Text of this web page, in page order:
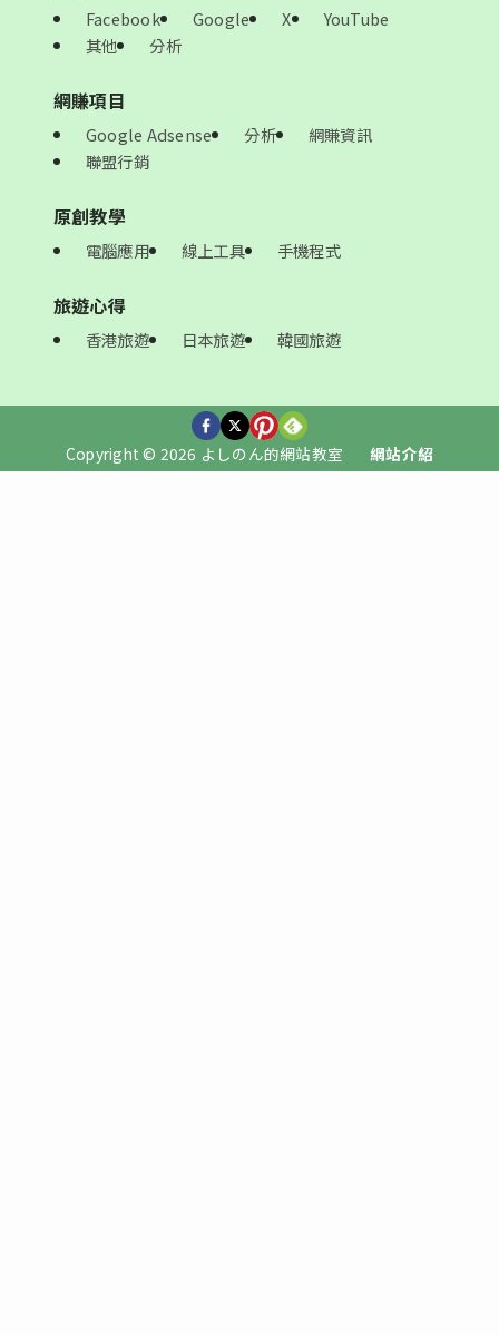
Facebook Google X
YouTube
其他
分析
網賺項目
Google Adsense 分析
網賺資訊
聯盟行銷
原創教學
電腦應用 線上工具 手機程式
旅遊心得
香港旅遊 日本旅遊 韓國旅遊
Copyright © 2026 よしのん的網站教室 網站介紹